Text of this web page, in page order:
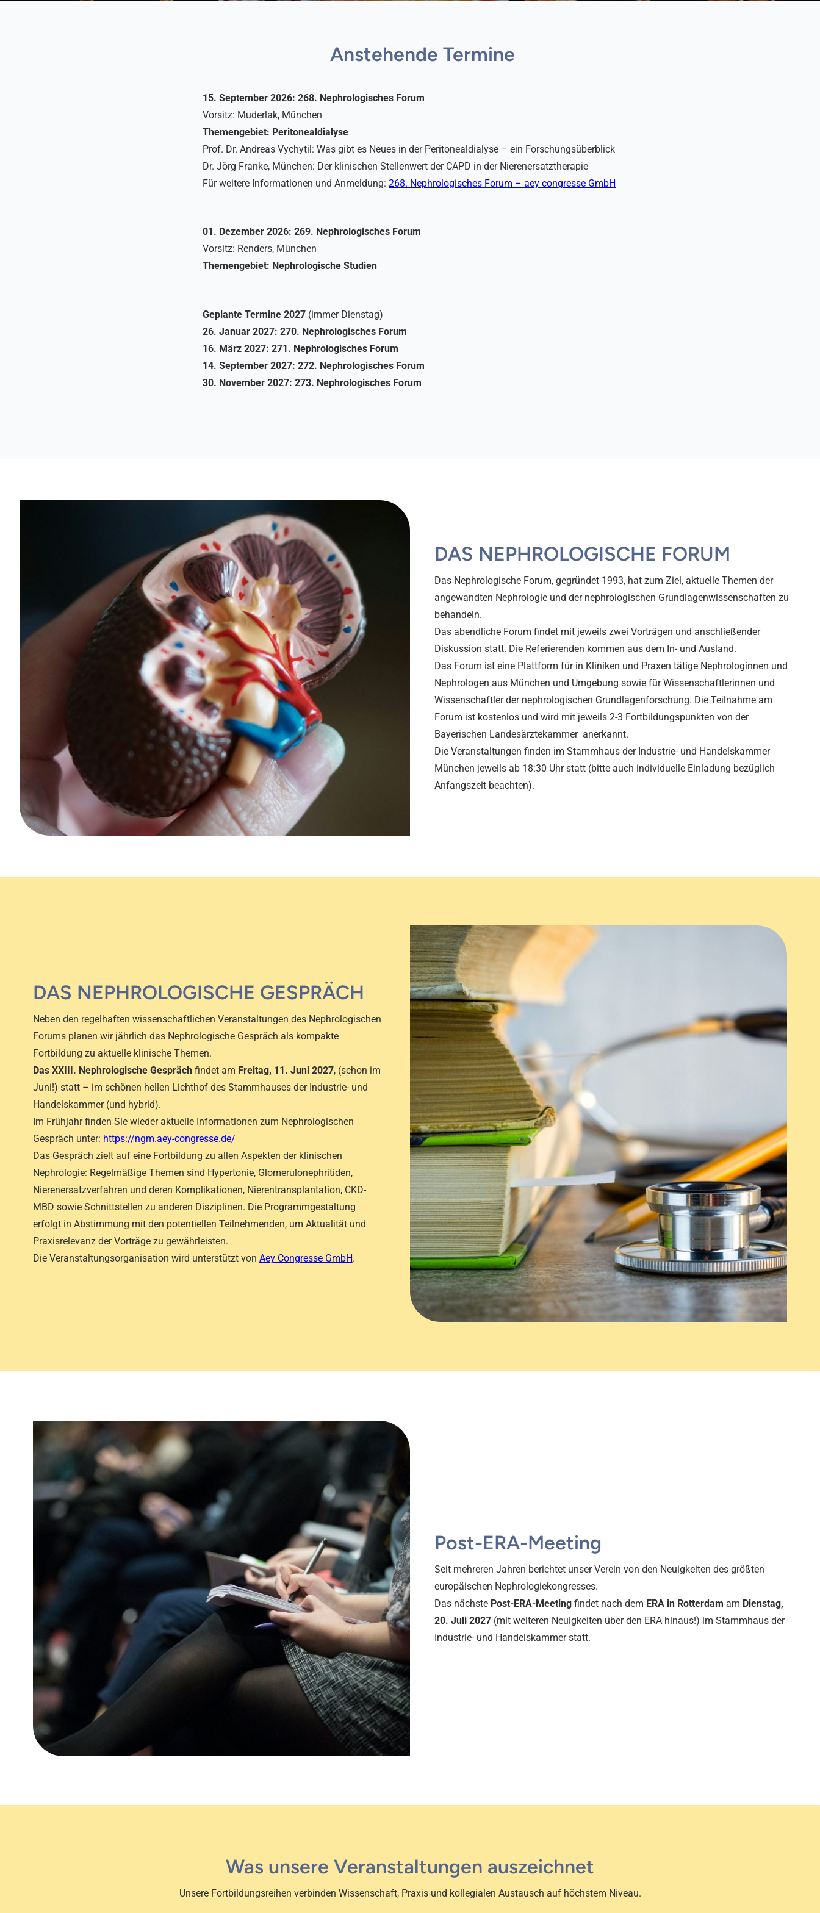
Anstehende Termine
15. September 2026: 268. Nephrologisches Forum
Vorsitz: Muderlak, München
Themengebiet: Peritonealdialyse
Prof. Dr. Andreas Vychytil: Was gibt es Neues in der Peritonealdialyse – ein Forschungsüberblick
Dr. Jörg Franke, München: Der klinischen Stellenwert der CAPD in der Nierenersatztherapie
Für weitere Informationen und Anmeldung: 268. Nephrologisches Forum – aey congresse GmbH
01. Dezember 2026: 269. Nephrologisches Forum
Vorsitz: Renders, München
Themengebiet: Nephrologische Studien
Geplante Termine 2027 (immer Dienstag)
26. Januar 2027: 270. Nephrologisches Forum
16. März 2027: 271. Nephrologisches Forum
14. September 2027: 272. Nephrologisches Forum
30. November 2027: 273. Nephrologisches Forum
DAS NEPHROLOGISCHE FORUM
Das Nephrologische Forum, gegründet 1993, hat zum Ziel, aktuelle Themen der
angewandten Nephrologie und der nephrologischen Grundlagenwissenschaften zu
behandeln.
Das abendliche Forum findet mit jeweils zwei Vorträgen und anschließender
Diskussion statt. Die Referierenden kommen aus dem In- und Ausland.
Das Forum ist eine Plattform für in Kliniken und Praxen tätige Nephrologinnen und
Nephrologen aus München und Umgebung sowie für Wissenschaftlerinnen und
Wissenschaftler der nephrologischen Grundlagenforschung. Die Teilnahme am
Forum ist kostenlos und wird mit jeweils 2-3 Fortbildungspunkten von der
Bayerischen Landesärztekammer anerkannt.
Die Veranstaltungen finden im Stammhaus der Industrie- und Handelskammer
München jeweils ab 18:30 Uhr statt (bitte auch individuelle Einladung bezüglich
Anfangszeit beachten).
DAS NEPHROLOGISCHE GESPRÄCH
Neben den regelhaften wissenschaftlichen Veranstaltungen des Nephrologischen
Forums planen wir jährlich das Nephrologische Gespräch als kompakte
Fortbildung zu aktuelle klinische Themen.
Das XXIII. Nephrologische Gesprächfindet am Freitag, 11. Juni 2027, (schon im
Juni!) statt – im schönen hellen Lichthof des Stammhauses der Industrie- und
Handelskammer (und hybrid).
Im Frühjahr finden Sie wieder aktuelle Informationen zum Nephrologischen
Gespräch unter: https://ngm.aey-congresse.de/
Das Gespräch zielt auf eine Fortbildung zu allen Aspekten der klinischen
Nephrologie: Regelmäßige Themen sind Hypertonie, Glomerulonephritiden,
Nierenersatzverfahren und deren Komplikationen, Nierentransplantation, CKD-
MBD sowie Schnittstellen zu anderen Disziplinen. Die Programmgestaltung
erfolgt in Abstimmung mit den potentiellen Teilnehmenden, um Aktualität und
Praxisrelevanz der Vorträge zu gewährleisten.
Die Veranstaltungsorganisation wird unterstützt von Aey Congresse GmbH.
Post-ERA-Meeting
Seit mehreren Jahren berichtet unser Verein von den Neuigkeiten des größten
europäischen Nephrologiekongresses.
Das nächste Post-ERA-Meeting findet nach dem ERA in Rotterdam am Dienstag,
20. Juli 2027 (mit weiteren Neuigkeiten über den ERA hinaus!) im Stammhaus der
Industrie- und Handelskammer statt.
Was unsere Veranstaltungen auszeichnet
Unsere Fortbildungsreihen verbinden Wissenschaft, Praxis und kollegialen Austausch auf höchstem Niveau.